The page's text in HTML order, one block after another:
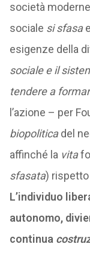
società
sociale si sfasae
esigenze della
sociale e il
tendere a
l’azione – per
biopoliticadel
affinché la vita
sfasata)
L’individuo
autonomo,
continua